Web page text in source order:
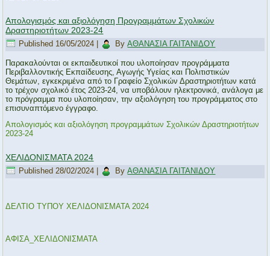
Απολογισμός και αξιολόγηση Προγραμμάτων Σχολικών
Δραστηριοτήτων 2023-24
Published 16/05/2024 By ΑΘΑΝΑΣΙΑ ΓΑΙΤΑΝΙΔΟΥ
Παρακαλούνται οι εκπαιδευτικοί που υλοποίησαν προγράμματα
Περιβαλλοντικής Εκπαίδευσης, Αγωγής Υγείας και Πολιτιστικών
Θεμάτων, εγκεκριμένα από το Γραφείο Σχολικών Δραστηριοτήτων κατά
το τρέχον σχολικό έτος 2023-24, να υποβάλουν ηλεκτρονικά, ανάλογα με
το πρόγραμμα που υλοποίησαν, την αξιολόγηση του προγράμματος στο
επισυναπτόμενο έγγραφο.
Απολογισμός και αξιολόγηση προγραμμάτων Σχολικών Δραστηριοτήτων
2023-24
ΧΕΛΙΔΟΝΙΣΜΑΤΑ 2024
Published 28/02/2024 By ΑΘΑΝΑΣΙΑ ΓΑΙΤΑΝΙΔΟΥ
ΔΕΛΤΙΟ ΤΥΠΟΥ ΧΕΛΙΔΟΝΙΣΜΑΤΑ 2024
ΑΦΙΣΑ_ΧΕΛΙΔΟΝΙΣΜΑΤΑ